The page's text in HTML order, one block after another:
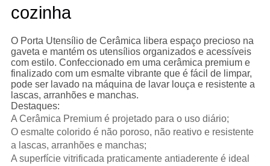
cozinha
O Porta Utensílio de Cerâmica libera espaço precioso na
gaveta e mantém os utensílios organizados e acessíveis
com estilo. Confeccionado em uma cerâmica premium e
finalizado com um esmalte vibrante que é fácil de limpar,
pode ser lavado na máquina de lavar louça e resistente a
lascas, arranhões e manchas.
Destaques:
A Cerâmica Premium é projetado para o uso diário;
O esmalte colorido é não poroso, não reativo e resistente
a lascas, arranhões e manchas;
A superfície vitrificada praticamente antiaderente é ideal